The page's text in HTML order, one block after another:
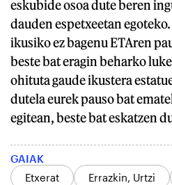
eskubide osoa dute beren
dauden espetxeetan
ikusiko ez bagenu ETAren
beste bat eragin beharko
ohituta gaude ikustera
dutela eurek pauso bat
egitean, beste bat eskatzen
GAIAK
Etxerat
Errazkin, Urtzi